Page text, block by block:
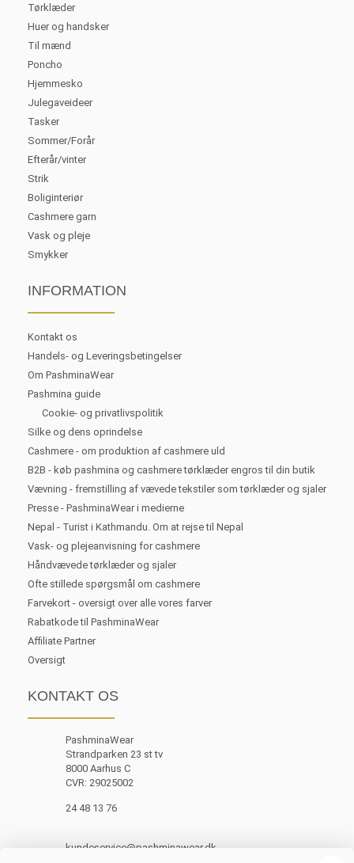
Tørklæder
Huer og handsker
Til mænd
Poncho
Hjemmesko
Julegaveideer
Tasker
Sommer/Forår
Efterår/vinter
Strik
Boliginteriør
Cashmere garn
Vask og pleje
Smykker
INFORMATION
Kontakt os
Handels- og Leveringsbetingelser
Om PashminaWear
Pashmina guide
Cookie- og privatlivspolitik
Silke og dens oprindelse
Cashmere - om produktion af cashmere uld
B2B - køb pashmina og cashmere tørklæder engros til din butik
Vævning - fremstilling af vævede tekstiler som tørklæder og sjaler
Presse - PashminaWear i medierne
Nepal - Turist i Kathmandu. Om at rejse til Nepal
Vask- og plejeanvisning for cashmere
Håndvævede tørklæder og sjaler
Ofte stillede spørgsmål om cashmere
Farvekort - oversigt over alle vores farver
Rabatkode til PashminaWear
Affiliate Partner
Oversigt
KONTAKT OS
PashminaWear
Strandparken 23 st tv
8000 Aarhus C
CVR: 29025002
24 48 13 76
kundeservice@pashminawear.dk